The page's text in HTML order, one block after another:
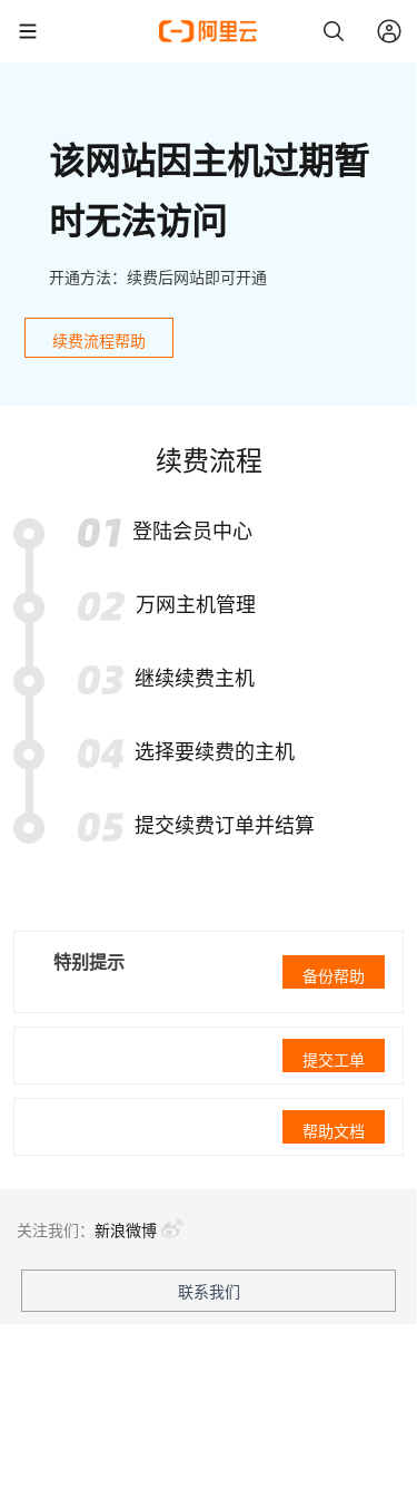
该网站因主机过期暂
时无法访问
开通方法：续费后网站即可开通
续费流程帮助
续费流程
登陆会员中心
万网主机管理
继续续费主机
选择要续费的主机
提交续费订单并结算
特别提示
备份帮助
提交工单
帮助文档